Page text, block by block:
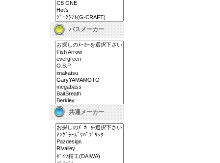
バスメーカー
共通メーカー